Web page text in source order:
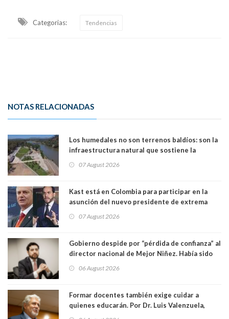
Categorias: Tendencias
NOTAS RELACIONADAS
Los humedales no son terrenos baldíos: son la
infraestructura natural que sostiene la
07 August 2026
Kast está en Colombia para participar en la
asunción del nuevo presidente de extrema
07 August 2026
Gobierno despide por “pérdida de confianza” al
director nacional de Mejor Niñez. Había sido
06 August 2026
Formar docentes también exige cuidar a
quienes educarán. Por Dr. Luis Valenzuela,